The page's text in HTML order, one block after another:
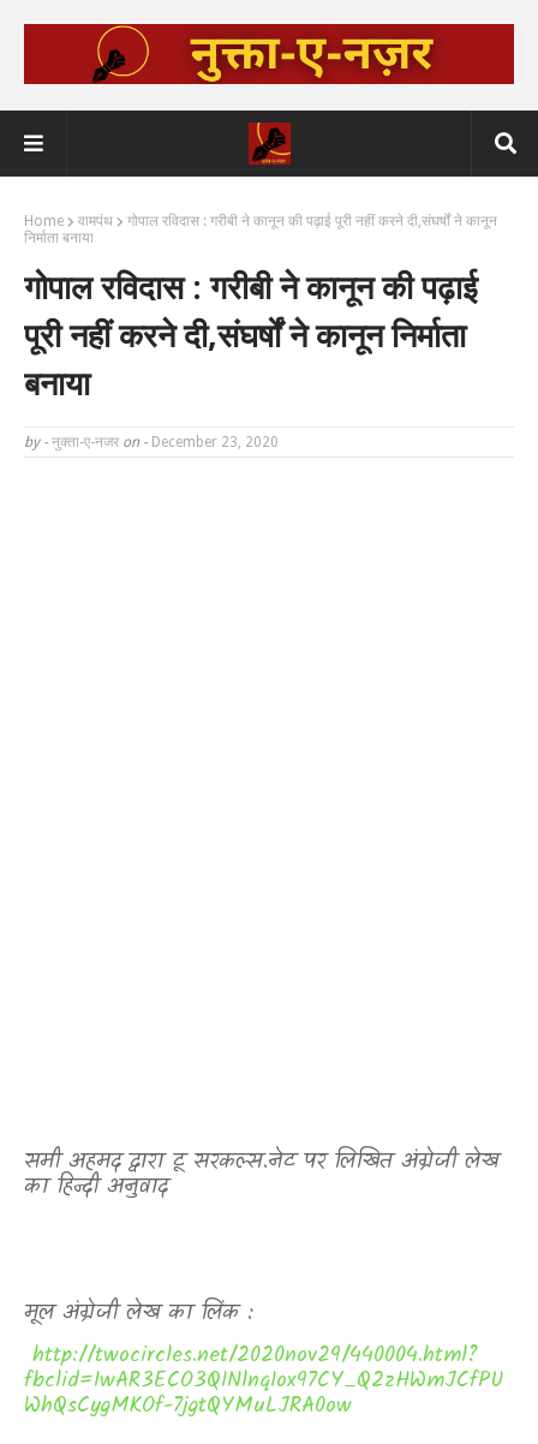
Home वामपंथ
गोपाल रविदास : गरीबी ने कानून की पढ़ाई पूरी नहीं करने दी,संघर्षों ने कानून
निर्माता बनाया
गोपाल रविदास : गरीबी ने कानून की पढ़ाई
पूरी नहीं करने दी,संघर्षों ने कानून निर्माता
बनाया
by - नुक्ता-ए-नजर on - December 23, 2020
समी अहमद द्वारा टू सरकल्स.नेट पर लिखित अंग्रेजी लेख
का हिन्दी अनुवाद
मूल अंग्रेजी लेख का लिंक :
http://twocircles.net/2020nov29/440004.html?
fbclid=IwAR3ECO3Q1Nlnq1ox97CY_Q2zHWmJCfPU
WhQsCygMKOf-7jgtQYMuLJRA0ow